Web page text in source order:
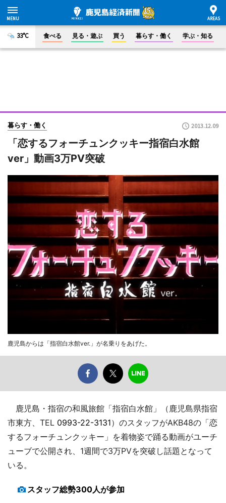
33°C 食べる 見る・遊ぶ 買う 暮らす・働く 学ぶ・知る
暮らす・働く 2013.12.09
「恋するフォーチュンクッキー指宿白水館
ver」動画3万PV突破
鹿児島からは「指宿白水館ver.」が名乗りをあげた。
鹿児島・指宿の和風旅館「指宿白水館」（鹿児島県指宿
市東方、TEL 0993-22-3131）のスタッフがAKB48の「恋
するフォーチュンクッキー」を着物姿で踊る動画がユーチ
ューブで公開され、1週間で3万PVを突破し話題となって
いる。
スタッフ総勢300人が参加